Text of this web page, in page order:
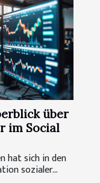
über
im Social
hat sich in den
sozialer...